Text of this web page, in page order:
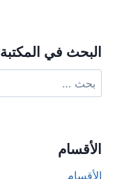
البحث في المكتبة
عن:
الأقسام
الأقسام